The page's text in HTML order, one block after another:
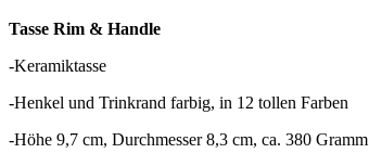
Tasse Rim & Handle
-Keramiktasse
-Henkel und Trinkrand farbig, in 12 tollen Farben
-Höhe 9,7 cm, Durchmesser 8,3 cm, ca. 380 Gramm